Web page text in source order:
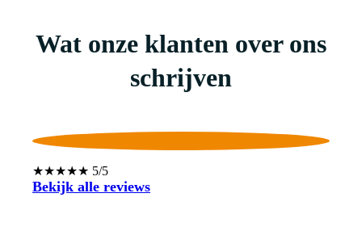
Wat onze klanten over ons
schrijven
★★★★★ 5/5
Bekijk alle reviews